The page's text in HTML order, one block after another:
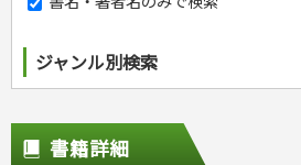
ジャンル別検索
スポーツ
生活・暮らし
書籍詳細